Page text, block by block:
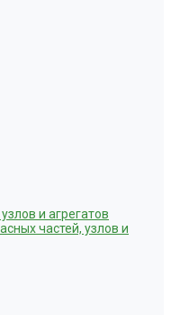
и агрегатов
частей, узлов и